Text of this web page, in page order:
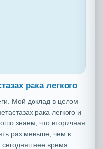
рака легкого
Мой доклад в целом
рака легкого и
знаем, что вторичная
раз меньше, чем в
сегодняшнее время